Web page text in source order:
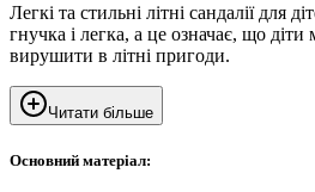
Легкі та стильні літні сандалії для
гнучка і легка, а це означає, що
вирушити в літні пригоди.
Читати більше
Основний матеріал: